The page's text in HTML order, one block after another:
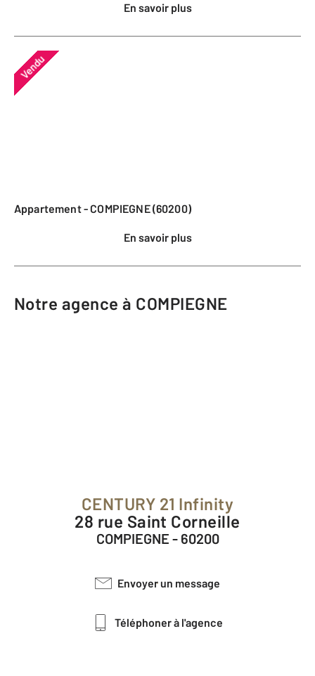
En savoir plus
Vendu
Appartement - COMPIEGNE (60200)
En savoir plus
Notre agence à COMPIEGNE
CENTURY 21 Infinity
28 rue Saint Corneille
COMPIEGNE - 60200
Envoyer un message
Téléphoner à l'agence